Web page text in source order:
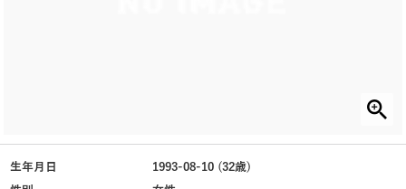
生年月日
1993-08-10 (32歳)